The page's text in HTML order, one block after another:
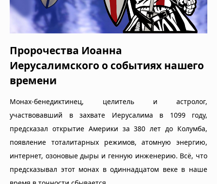
Пророчества Иоанна
Иерусалимского о событиях нашего
времени
Монах-бенедиктинец, целитель и астролог,
участвовавший в захвате Иерусалима в 1099 году,
предсказал открытие Америки за 380 лет до Колумба,
появление тоталитарных режимов, атомную энергию,
интернет, озоновые дыры и генную инженерию. Всё, что
предсказывал этот монах в одиннадцатом веке в наше